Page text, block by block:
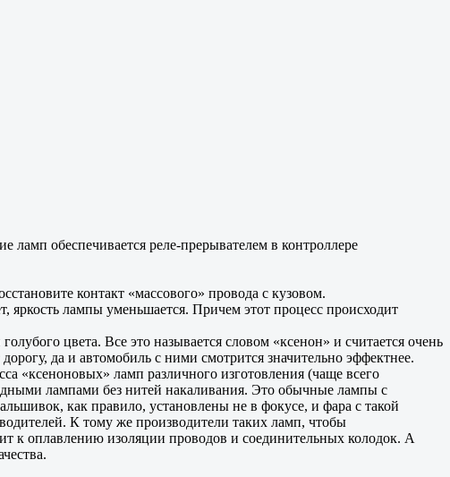
обеспечивается реле-прерывателем в контроллере
контакт «массового» провода с кузовом.
яркость лампы уменьшается. Причем этот процесс происходит
цвета. Все это называется словом «ксенон» и считается очень
да и автомобиль с ними смотрится значительно эффектнее.
«ксеноновых» ламп различного изготовления (чаще всего
лампами без нитей накаливания. Это обычные лампы с
как правило, установлены не в фокусе, и фара с такой
К тому же производители таких ламп, чтобы
к оплавлению изоляции проводов и соединительных колодок. А